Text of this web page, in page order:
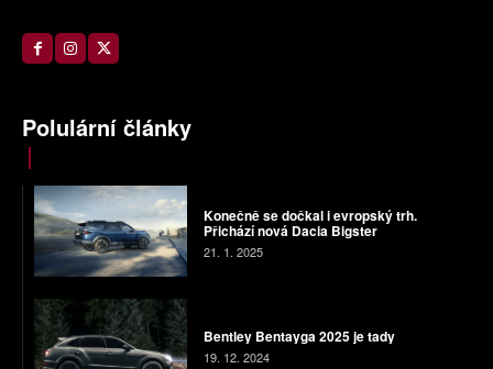
Polulární články
Konečně se dočkal i evropský trh.
Přichází nová Dacia Bigster
21. 1. 2025
Bentley Bentayga 2025 je tady
19. 12. 2024